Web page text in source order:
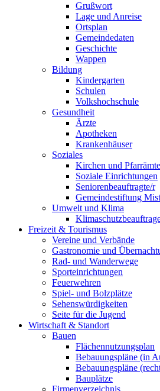
Grußwort
Lage und Anreise
Ortsplan
Gemeindedaten
Geschichte
Wappen
Bildung
Kindergarten
Schulen
Volkshochschule
Gesundheit
Ärzte
Apotheken
Krankenhäuser
Soziales
Kirchen und
Soziale Einrichtungen
Seniorenbeauftragte/r
Gemeindestiftung
Umwelt und Klima
Freizeit & Tourismus
Vereine und Verbände
Gastronomie und
Rad- und Wanderwege
Sporteinrichtungen
Feuerwehren
Spiel- und Bolzplätze
Sehenswürdigkeiten
Seite für die Jugend
Wirtschaft & Standort
Bauen
Flächennutzungsplan
Bebauungspläne (in
Bebauungspläne
Bauplätze
Firmenverzeichnis